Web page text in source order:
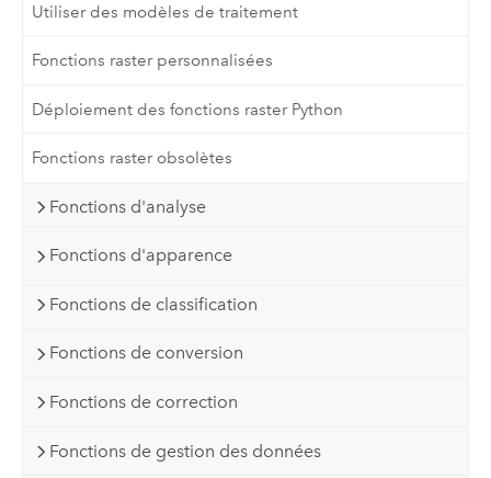
Utiliser des modèles de traitement
Fonctions raster personnalisées
Déploiement des fonctions raster Python
Fonctions raster obsolètes
Fonctions d'analyse
Fonctions d'apparence
Fonctions de classification
Fonctions de conversion
Fonctions de correction
Fonctions de gestion des données